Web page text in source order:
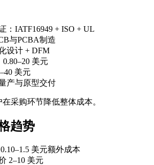
：IATF16949 + ISO + UL
与PCBA制造
设计 + DFM
美元
美元
产与原型交付
采购环节降低整体成本。
趋势
美元额外成本
2–10 美元